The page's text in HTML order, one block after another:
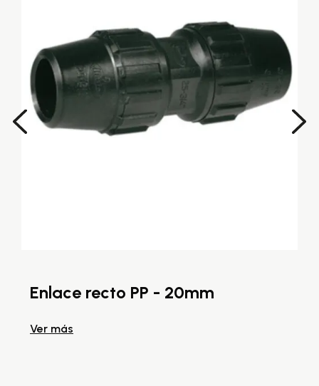
Enlace recto PP - 20mm
Ver más